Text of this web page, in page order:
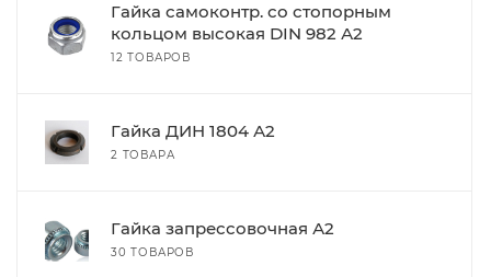
Гайка самоконтр. со стопорным
кольцом высокая DIN 982 А2
12 ТОВАРОВ
Гайка ДИН 1804 А2
2 ТОВАРА
Гайка запрессовочная А2
30 ТОВАРОВ